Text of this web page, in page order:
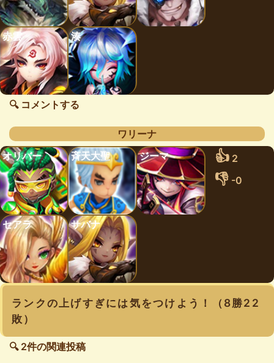
赤雲 湊
🔍 コメントする
ワリーナ
オリバー
斉天大聖 ジーマ 👍 2
👎 -0
セアラ サバナ
ランクの上げすぎには気をつけよう！（8勝22
敗）
🔍 2件の関連投稿